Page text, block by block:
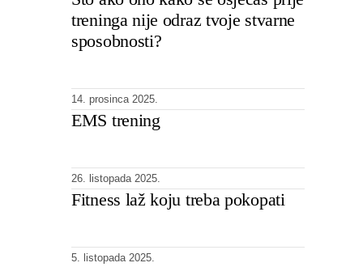
treninga nije odraz tvoje stvarne
sposobnosti?
14. prosinca 2025.
EMS trening
26. listopada 2025.
Fitness laž koju treba pokopati
5. listopada 2025.